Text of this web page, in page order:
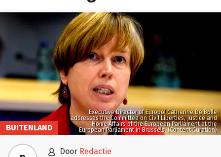
Executive Director of Europol Catherine De Bolle
addresses the Committee on Civil Liberties, Justice and
Home Affairs of the European Parliament at the
European Parliament in Brussels. (Content Curation)
BUITENLAND
 door Redactie